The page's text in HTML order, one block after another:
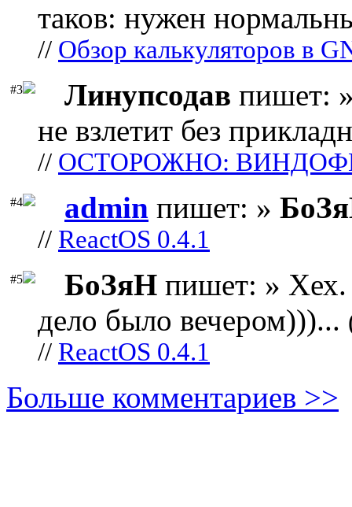
таков: нужен
// Обзор калькуляторов в
#3 Линупсодав пишет:
не взлетит без
// ОСТОРОЖНО:
#4 admin пишет: »
// ReactOS 0.4.1
#5 БоЗяН пишет: » Хех.
дело было вечером)))...
// ReactOS 0.4.1
Больше комментариев >>